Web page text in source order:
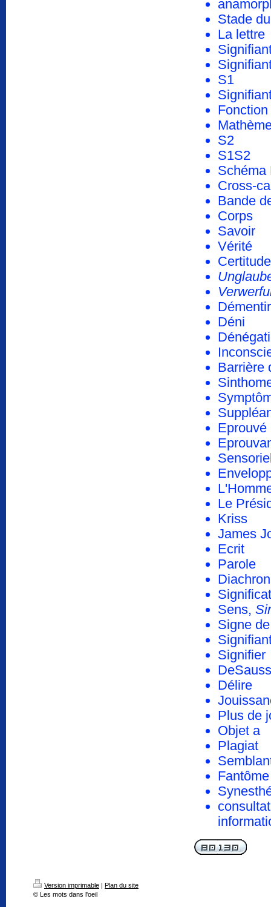
Stade
La lettre
S1
S2
S1S2
Schéma
Cross-
Bande
Corps
Savoir
Vérité
Certitude
Démentir
Déni
Barrière
Eprouvé
Le
Kriss
James
Ecrit
Parole
Sens,
Signe
Signifier
Délire
Plus de
Objet a
Plagiat
Fantôme
Version imprimable | Plan du site
© Les mots dans l'oeil